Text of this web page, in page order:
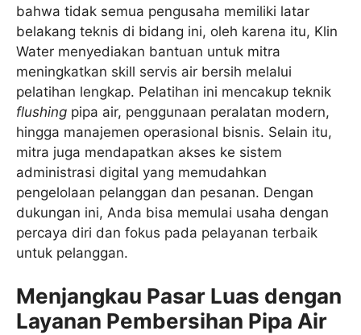
bahwa tidak semua pengusaha memiliki latar
belakang teknis di bidang ini, oleh karena itu, Klin
Water menyediakan bantuan untuk mitra
meningkatkan skill servis air bersih melalui
pelatihan lengkap. Pelatihan ini mencakup teknik
flushing pipa air, penggunaan peralatan modern,
hingga manajemen operasional bisnis. Selain itu,
mitra juga mendapatkan akses ke sistem
administrasi digital yang memudahkan
pengelolaan pelanggan dan pesanan. Dengan
dukungan ini, Anda bisa memulai usaha dengan
percaya diri dan fokus pada pelayanan terbaik
untuk pelanggan.
Menjangkau Pasar Luas dengan
Layanan Pembersihan Pipa Air